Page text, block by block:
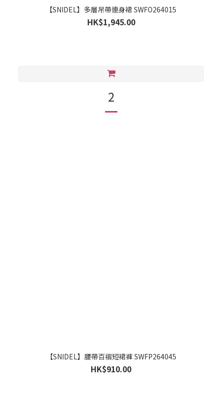
【SNIDEL】多層吊帶連身裙 SWFO264015
HK$1,945.00
2
【SNIDEL】腰帶百褶短裙褲 SWFP264045
HK$910.00